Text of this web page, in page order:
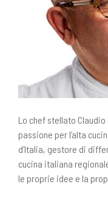
Lo chef stellato Claudio
passione per l’alta
d’Italia, gestore di
cucina italiana
le proprie idee e la